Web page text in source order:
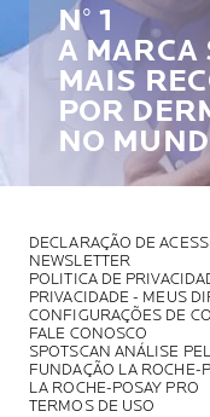
N° 1
A MARCA
MAIS
POR
NO
DECLARAÇÃO DE
NEWSLETTER
POLITICA DE
PRIVACIDADE - MEUS
CONFIGURAÇÕES DE
FALE CONOSCO
SPOTSCAN ANÁLISE
FUNDAÇÃO LA ROCHE-
LA ROCHE-POSAY PRO
TERMOS DE USO